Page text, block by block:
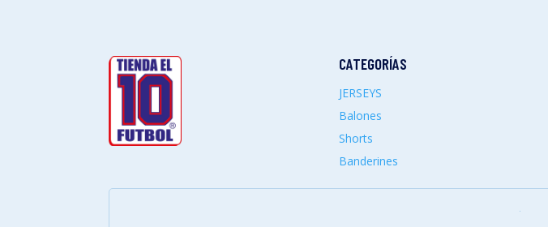
CATEGORÍAS
JERSEYS
Balones
Shorts
Banderines